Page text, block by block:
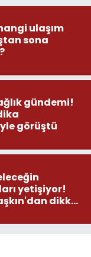
ulaşım
sona
gündemi!
görüştü
yetişiyor!
dikkat